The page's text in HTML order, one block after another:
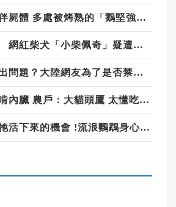
大火中守護同伴屍體 多處被烤熟的「鵝堅強」活下來了
陪主人度蜜月 網紅柴犬「小柴佩奇」疑遭投毒身亡
養了兩千年養出問題？大陸網友為了是否禁養牠引爆論戰
半夜偷雞賊專啃內臟 農戶：大貓頭鷹 太懂吃了！
棄養如同斷送牠活下來的機會 !流浪鸚鵡身心受創